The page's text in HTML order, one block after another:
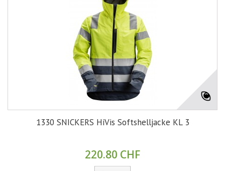
1330 SNICKERS HiVis Softshelljacke KL 3
220.80 CHF